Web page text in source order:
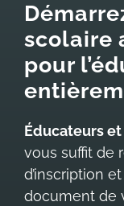
scolaire
pour
Éducateurs
vous suffit de
d’inscription
document de